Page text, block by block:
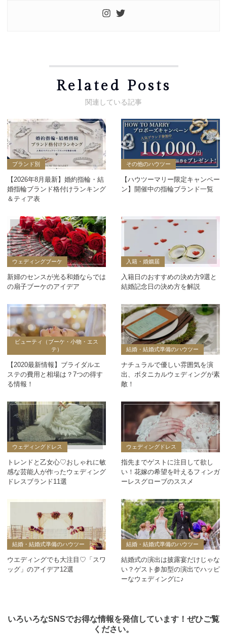
Related Posts
ブランド別
【2026年8月最新】婚約指輪・結
婚指輪ブランド格付けランキング
＆ティア表
その他のハウツー
【ハウツーマリー限定キャンペー
ン】開催中の指輪ブランド一覧
ウェディングブーケ
新婦のセンスが光る和婚ならでは
の扇子ブーケのアイデア
入籍・婚姻届
入籍日のおすすめの決め方9選と
結婚記念日の決め方を解説
ビューティ（ブーケ・小物・エス
テ）
【2020最新情報】ブライダルエ
ステの費用と相場は？7つの得す
る情報！
結婚・結婚式準備のハウツー
ナチュラルで優しい雰囲気を演
出、ボタニカルウェディングが素
敵！
ウェディングドレス
トレンドと乙女心♡おしゃれに敏
感な芸能人が作ったウェディング
ドレスブランド11選
ウェディングドレス
指先までゲストに注目して欲し
い！花嫁の希望を叶えるフィンガ
ーレスグローブのススメ
結婚・結婚式準備のハウツー
ウエディングでも大注目♡「スワ
ッグ」のアイデア12選
結婚・結婚式準備のハウツー
結婚式の演出は披露宴だけじゃな
い？ゲスト参加型の演出でハッピ
ーなウェディングに♪
いろいろなSNSでお得な情報を発信しています！ぜひご覧
ください。